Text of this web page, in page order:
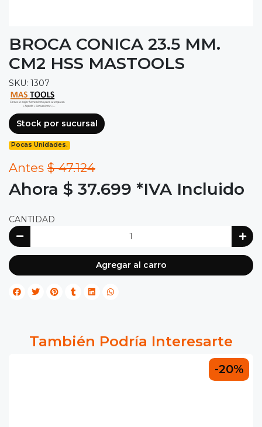
BROCA CONICA 23.5 MM.
CM2 HSS MASTOOLS
SKU: 1307
Stock por sucursal
Pocas Unidades.
Antes $ 47.124
Ahora $ 37.699 *IVA Incluido
CANTIDAD
Agregar al carro
También Podría Interesarte
-20%